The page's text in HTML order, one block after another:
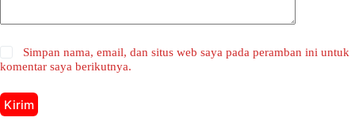
Simpan nama, email, dan situs web saya pada peramban ini untuk
komentar saya berikutnya.
Kirim